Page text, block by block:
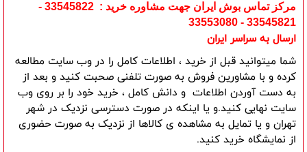
مرکز تماس بوش ایران جهت مشاوره خرید : 33545822 -
33545821 - 33553080
ارسال به سراسر ایران
شما میتوانید قبل از خرید ، اطلاعات کامل را در وب سایت مطالعه
کرده و با مشاورین فروش به صورت تلفنی صحبت کنید و بعد از
به دست آوردن اطلاعات و دانش کامل ، خرید خود را بر روی وب
سایت نهایی کنید.و یا اینکه در صورت دسترسی نزدیک در شهر
تهران و یا تمایل به مشاهده ی کالاها از نزدیک به صورت حضوری
از نمایشگاه خرید کنید.